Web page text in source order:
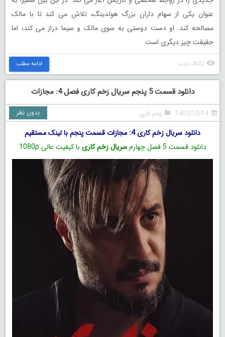
عنوان یکی از سهام داران بزرگ هولدینگ، تلاش می کند تا با مالک
مصالحه کند. او دست دوستی به سوی مالک و سیما دراز می کند، اما
حقیقت چیز دیگری است
3622 بازدید ادامه مطلب
دانلود قسمت 5 پنجم سریال زخم کاری فصل 4: مجازات
1403/10/14 زخم کاری بدون نظر
دانلود سریال زخم کاری 4: مجازات قسمت پنجم با لینک مستقیم
دانلود قسمت 5 فصل چهارم
سریال زخم کاری با کیفیت عالی 1080p